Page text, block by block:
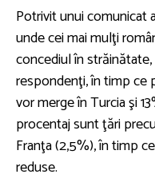
Potrivit unui comunicat
unde cei mai mulţi
concediul în
respondenţi, în timp ce
vor merge în Turcia şi
procentaj sunt ţări
Franţa (2,5%), în timp
reduse.